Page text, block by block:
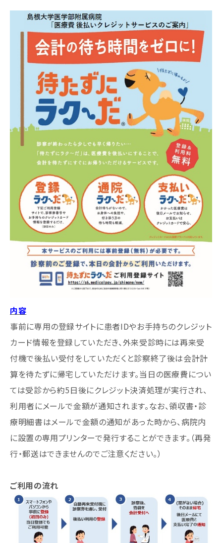
内容
事前に専用の登録サイトに患者IDやお手持ちのクレジット
カード情報を登録していただき、外来受診時には再来受
付機で後払い受付をしていただくと診察終了後は会計計
算を待たずに帰宅していただけます。当日の医療費につい
ては受診から約5日後にクレジット決済処理が実行され、
利用者にメールで金額が通知されます。なお、領収書・診
療明細書はメールで金額の通知があった時から、病院内
に設置の専用プリンターで発行することができます。（再発
行・郵送はできませんのでご注意ください。）
ご利用の流れ